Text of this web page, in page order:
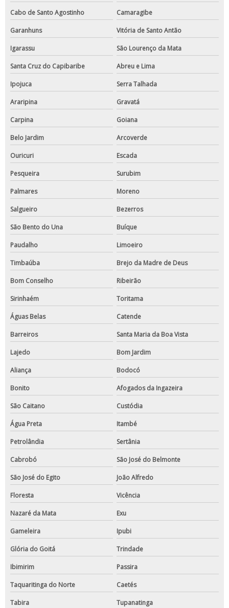
Cabo de Santo Agostinho Camaragibe
Garanhuns Vitória de Santo Antão
Igarassu São Lourenço da Mata
Santa Cruz do Capibaribe Abreu e Lima
Ipojuca Serra Talhada
Araripina Gravatá
Carpina Goiana
Belo Jardim Arcoverde
Ouricuri Escada
Pesqueira Surubim
Palmares Moreno
Salgueiro Bezerros
São Bento do Una Buíque
Paudalho Limoeiro
Timbaúba Brejo da Madre de Deus
Bom Conselho Ribeirão
Sirinhaém Toritama
Águas Belas Catende
Barreiros Santa Maria da Boa Vista
Lajedo Bom Jardim
Aliança Bodocó
Bonito Afogados da Ingazeira
São Caitano Custódia
Água Preta Itambé
Petrolândia Sertânia
Cabrobó São José do Belmonte
São José do Egito João Alfredo
Floresta Vicência
Nazaré da Mata Exu
Gameleira Ipubi
Glória do Goitá Trindade
Ibimirim Passira
Taquaritinga do Norte Caetés
Tabira Tupanatinga